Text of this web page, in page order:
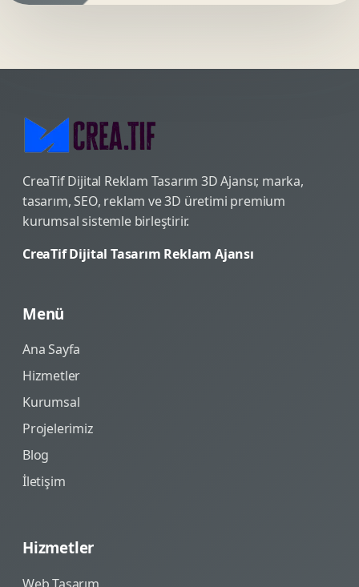
CreaTif Dijital Reklam Tasarım 3D Ajansı; marka,
tasarım, SEO, reklam ve 3D üretimi premium
kurumsal sistemle birleştirir.
CreaTif Dijital Tasarım Reklam Ajansı
Menü
Ana Sayfa
Hizmetler
Kurumsal
Projelerimiz
Blog
İletişim
Hizmetler